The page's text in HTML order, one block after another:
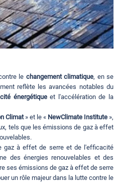
le changement climatique, en se
reflète les avancées notables du
énergétiqueet l'accélération de la
Climat» et le « NewClimate Institute»,
tels que les émissions de gaz à effet
gaz à effet de serre et de l'efficacité
des énergies renouvelables et des
ses émissions de gaz à effet de serre
un rôle majeur dans la lutte contre le